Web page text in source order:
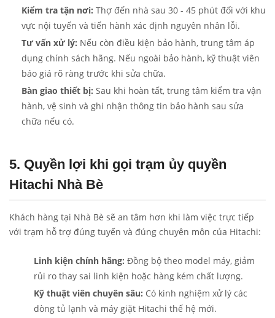
Kiểm tra tận nơi: Thợ đến nhà sau 30 - 45 phút đối với khu
vực nội tuyến và tiến hành xác định nguyên nhân lỗi.
Tư vấn xử lý: Nếu còn điều kiện bảo hành, trung tâm áp
dụng chính sách hãng. Nếu ngoài bảo hành, kỹ thuật viên
báo giá rõ ràng trước khi sửa chữa.
Bàn giao thiết bị: Sau khi hoàn tất, trung tâm kiểm tra vận
hành, vệ sinh và ghi nhận thông tin bảo hành sau sửa
chữa nếu có.
5. Quyền lợi khi gọi trạm ủy quyền
Hitachi Nhà Bè
Khách hàng tại Nhà Bè sẽ an tâm hơn khi làm việc trực tiếp
với trạm hỗ trợ đúng tuyến và đúng chuyên môn của Hitachi:
Linh kiện chính hãng: Đồng bộ theo model máy, giảm
rủi ro thay sai linh kiện hoặc hàng kém chất lượng.
Kỹ thuật viên chuyên sâu: Có kinh nghiệm xử lý các
dòng tủ lạnh và máy giặt Hitachi thế hệ mới.